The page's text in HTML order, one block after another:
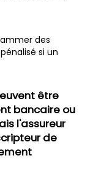
des
si un
être
bancaire ou
l'assureur
de